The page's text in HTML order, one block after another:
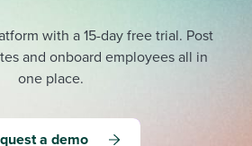
with a 15-day free trial. Post
and onboard employees all in
one place.
a demo